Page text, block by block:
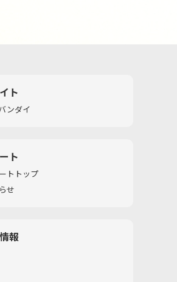
ト
ンダイ
ト
トトップ
せ
報